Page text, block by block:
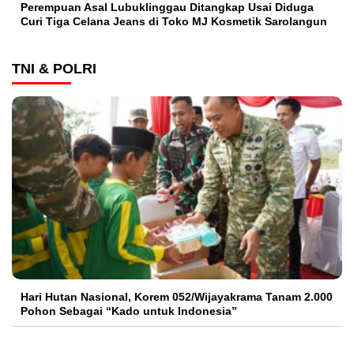
Perempuan Asal Lubuklinggau Ditangkap Usai Diduga
Curi Tiga Celana Jeans di Toko MJ Kosmetik Sarolangun
TNI & POLRI
Hari Hutan Nasional, Korem 052/Wijayakrama Tanam 2.000
Pohon Sebagai “Kado untuk Indonesia”